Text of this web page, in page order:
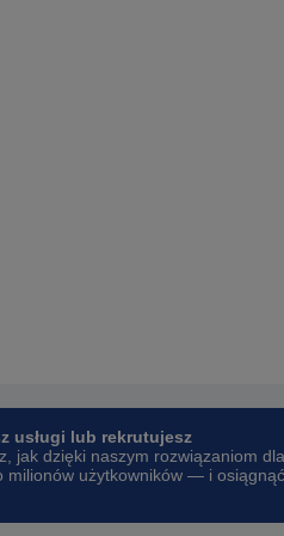
usługi lub rekrutujesz
jak dzięki naszym rozwiązaniom dla
milionów użytkowników — i osiągnąć